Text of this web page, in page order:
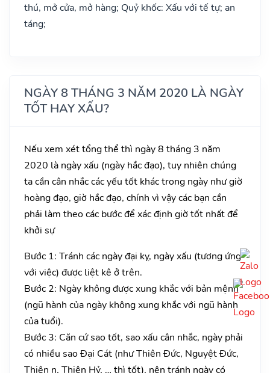
thú, mở cửa, mở hàng; Quỷ khốc: Xấu với tế tự; an
táng;
NGÀY 8 THÁNG 3 NĂM 2020 LÀ NGÀY
TỐT HAY XẤU?
Nếu xem xét tổng thể thì ngày 8 tháng 3 năm
2020 là ngày xấu (ngày hắc đạo), tuy nhiên chúng
ta cần cân nhắc các yếu tốt khác trong ngày như giờ
hoàng đạo, giờ hắc đạo, chính vì vậy các bạn cần
phải làm theo các bước để xác định giờ tốt nhất để
khởi sự
Bước 1: Tránh các ngày đại kỵ, ngày xấu (tương ứng
với việc) được liệt kê ở trên.
Bước 2: Ngày không được xung khắc với bản mệnh
(ngũ hành của ngày không xung khắc với ngũ hành
của tuổi).
Bước 3: Căn cứ sao tốt, sao xấu cân nhắc, ngày phải
có nhiều sao Đại Cát (như Thiên Đức, Nguyệt Đức,
Thiên n, Thiên Hỷ, … thì tốt), nên tránh ngày có